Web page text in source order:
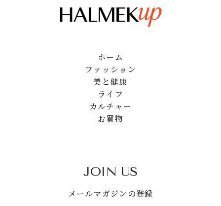
ホーム
ファッション
美と健康
ライフ
カルチャー
お買物
JOIN US
メールマガジンの登録